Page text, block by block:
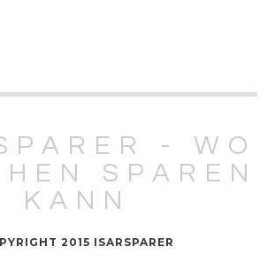
- WO
SPAREN
KANN
2015 ISARSPARER